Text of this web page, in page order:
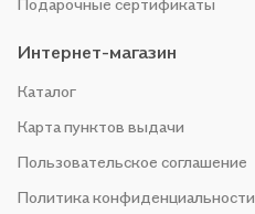
Подарочные сертификаты
Интернет-магазин
Каталог
Карта пунктов выдачи
Пользовательское соглашение
Политика конфиденциальности